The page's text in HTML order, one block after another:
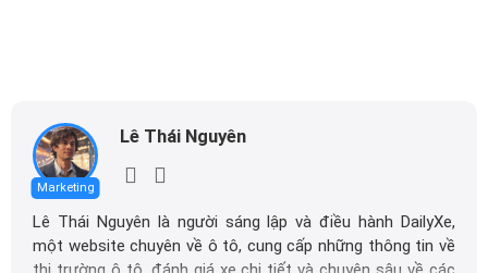
Marketing
Lê Thái Nguyên
Lê Thái Nguyên là người sáng lập và điều hành DailyXe,
một website chuyên về ô tô, cung cấp những thông tin về